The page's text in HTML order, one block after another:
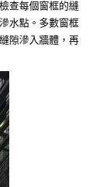
查每個窗框的縫
水點。多數窗框
隙滲入牆體，再